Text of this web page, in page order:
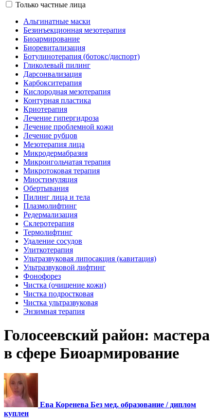
Только частные лица
Альгинатные маски
Безинъекционная мезотерапия
Биоармирование
Биоревитализация
Ботулинотерапия (ботокс/диспорт)
Гликолевый пилинг
Дарсонвализация
Карбокситерапия
Кислородная мезотерапия
Контурная пластика
Криотерапия
Лечение гипергидроза
Лечение проблемной кожи
Лечение рубцов
Мезотерапия лица
Микродермабразия
Микроигольчатая терапия
Микротоковая терапия
Миостимуляция
Обертывания
Пилинг лица и тела
Плазмолифтинг
Редермализация
Склеротерапия
Термолифтинг
Удаление сосудов
Улиткотерапия
Ультразвуковая липосакция (кавитация)
Ультразвуковой лифтинг
Фонофорез
Чистка (очищение кожи)
Чистка подростковая
Чистка ультразвуковая
Энзимная терапия
Голосеевский район: мастера
в сфере Биоармирование
Ева Коренева Без мед. образование / диплом
куплен